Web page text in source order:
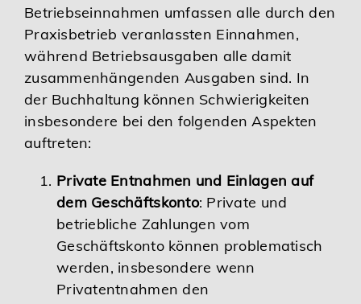
Betriebseinnahmen umfassen alle durch den
Praxisbetrieb veranlassten Einnahmen,
während Betriebsausgaben alle damit
zusammenhängenden Ausgaben sind. In
der Buchhaltung können Schwierigkeiten
insbesondere bei den folgenden Aspekten
auftreten:
Private Entnahmen und Einlagen auf
dem Geschäftskonto: Private und
betriebliche Zahlungen vom
Geschäftskonto können problematisch
werden, insbesondere wenn
Privatentnahmen den